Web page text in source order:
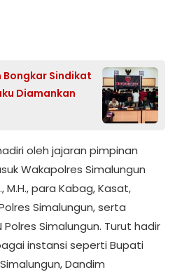
Bongkar Sindikat
Diamankan
oleh jajaran pimpinan
Wakapolres Simalungun
M.H., para Kabag, Kasat,
Simalungun, serta
Polres Simalungun. Turut hadir
instansi seperti Bupati
Dandim